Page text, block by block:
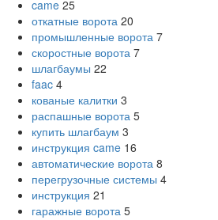
came 25
откатные ворота 20
промышленные ворота 7
скоростные ворота 7
шлагбаумы 22
faac 4
кованые калитки 3
распашные ворота 5
купить шлагбаум 3
инструкция came 16
автоматические ворота 8
перегрузочные системы 4
инструкция 21
гаражные ворота 5